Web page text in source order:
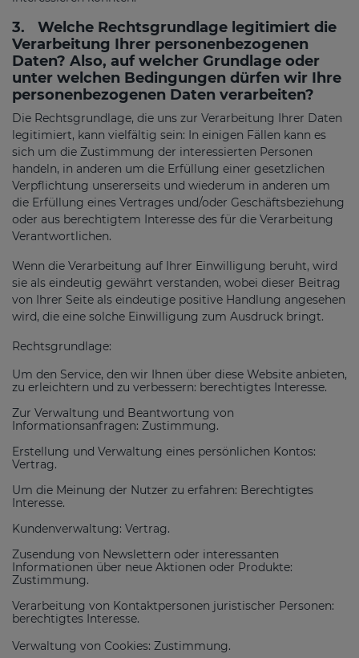
3.
Welche Rechtsgrundlage legitimiert die
Verarbeitung Ihrer personenbezogenen
Daten? Also, auf welcher Grundlage oder
unter welchen Bedingungen dürfen wir Ihre
personenbezogenen Daten verarbeiten?
Die Rechtsgrundlage, die uns zur Verarbeitung Ihrer Daten
legitimiert, kann vielfältig sein: In einigen Fällen kann es
sich um die Zustimmung der interessierten Personen
handeln, in anderen um die Erfüllung einer gesetzlichen
Verpflichtung unsererseits und wiederum in anderen um
die Erfüllung eines Vertrages und/oder Geschäftsbeziehung
oder aus berechtigtem Interesse des für die Verarbeitung
Verantwortlichen.
Wenn die Verarbeitung auf Ihrer Einwilligung beruht, wird
sie als eindeutig gewährt verstanden, wobei dieser Beitrag
von Ihrer Seite als eindeutige positive Handlung angesehen
wird, die eine solche Einwilligung zum Ausdruck bringt.
Rechtsgrundlage:
Um den Service, den wir Ihnen über diese Website anbieten,
zu erleichtern und zu verbessern: berechtigtes Interesse.
Zur Verwaltung und Beantwortung von
Informationsanfragen: Zustimmung.
Erstellung und Verwaltung eines persönlichen Kontos:
Vertrag.
Um die Meinung der Nutzer zu erfahren: Berechtigtes
Interesse.
Kundenverwaltung: Vertrag.
Zusendung von Newslettern oder interessanten
Informationen über neue Aktionen oder Produkte:
Zustimmung.
Verarbeitung von Kontaktpersonen juristischer Personen:
berechtigtes Interesse.
Verwaltung von Cookies: Zustimmung.